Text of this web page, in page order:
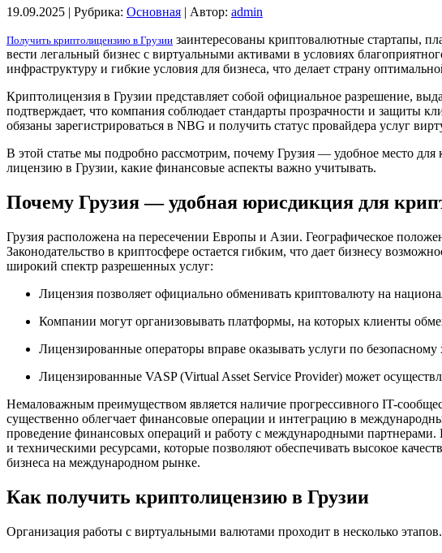
19.09.2025 | Рубрика: Основная Автор: admin
Получить криптолицензию в Грузии заинтересованы криптовалютные стартапы,
вести легальный бизнес с виртуальными активами в условиях
инфраструктуру и гибкие условия для бизнеса, что делает страну
Криптолицензия в Грузии представляет собой официальное разрешение,
подтверждает, что компания соблюдает стандарты прозрачности и защиты
обязаны зарегистрироваться в NBG и получить статус провайдера услуг
В этой статье мы подробно рассмотрим, почему Грузия — удобное место
лицензию в Грузии, какие финансовые аспекты важно учитывать.
Почему Грузия — удобная юрисдикция для
Грузия расположена на пересечении Европы и Азии. Географическое
Законодательство в криптосфере остается гибким, что дает бизнесу
широкий спектр разрешенных услуг:
Лицензия позволяет официально обменивать криптовалюту на
Компании могут организовывать платформы, на которых клиенты
Лицензированные операторы вправе оказывать услуги по
Лицензированные VASP (Virtual Asset Service Provider) может
Немаловажным преимуществом является наличие прогрессивного IT-
существенно облегчает финансовые операции и интеграцию в
проведение финансовых операций и работу с международными
и техническими ресурсами, которые позволяют обеспечивать высокое
бизнеса на международном рынке.
Как получить криптолицензию в Грузии
Организация работы с виртуальными валютами проходит в несколько